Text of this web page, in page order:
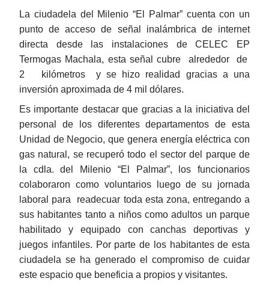
La ciudadela del Milenio “El Palmar” cuenta con un
punto de acceso de señal inalámbrica de internet
directa desde las instalaciones de CELEC EP
Termogas Machala, esta señal cubre alrededor de
2 kilómetros y se hizo realidad gracias a una
inversión aproximada de 4 mil dólares.
Es importante destacar que gracias a la iniciativa del
personal de los diferentes departamentos de esta
Unidad de Negocio, que genera energía eléctrica con
gas natural, se recuperó todo el sector del parque de
la cdla. del Milenio “El Palmar”, los funcionarios
colaboraron como voluntarios luego de su jornada
laboral para readecuar toda esta zona, entregando a
sus habitantes tanto a niños como adultos un parque
habilitado y equipado con canchas deportivas y
juegos infantiles. Por parte de los habitantes de esta
ciudadela se ha generado el compromiso de cuidar
este espacio que beneficia a propios y visitantes.